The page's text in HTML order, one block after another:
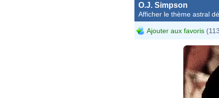
O.J. Simpson
Afficher le thème astral
Ajouter aux favoris